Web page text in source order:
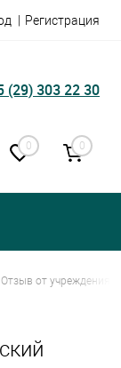
Регистрация
(29) 303 22 30
0 0
Отзыв от учреждения